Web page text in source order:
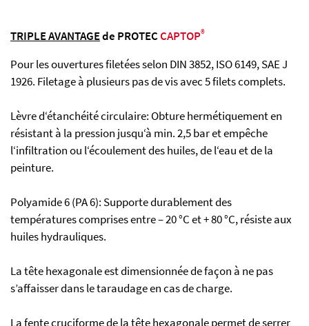
TRIPLE AVANTAGEde PROTECCAPTOP®
Pour les ouvertures filetées selon DIN 3852, ISO 6149, SAE J
1926. Filetage à plusieurs pas de vis avec 5 filets complets.
Lèvre d‘étanchéité circulaire: Obture hermétiquement en
résistant à la pression jusqu‘à min. 2,5 bar et empêche
l‘infiltration ou l‘écoulement des huiles, de l‘eau et de la
peinture.
Polyamide 6 (PA 6): Supporte durablement des
températures comprises entre – 20 °C et + 80 °C, résiste aux
huiles hydrauliques.
La tête hexagonale est dimensionnée de façon à ne pas
s’affaisser dans le taraudage en cas de charge.
La fente cruciforme de la tête hexagonale permet de serrer